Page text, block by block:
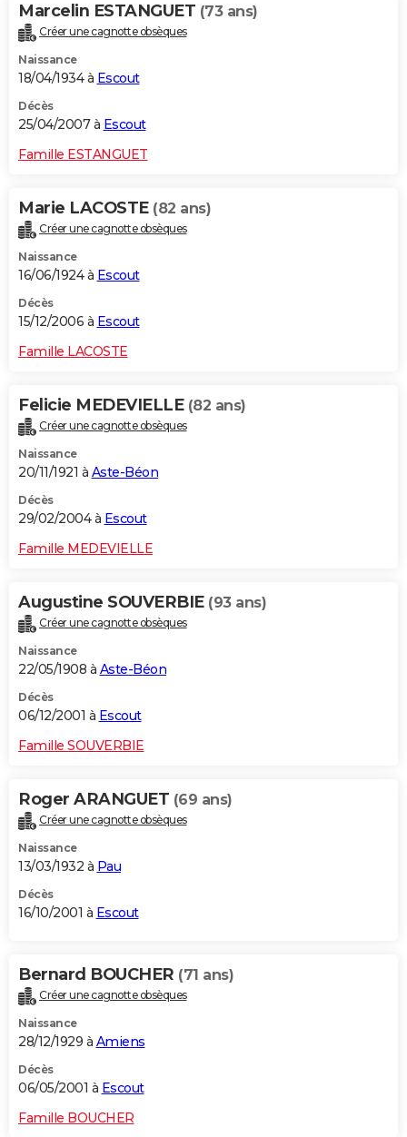
Marcelin ESTANGUET (73 ans)
Créer une cagnotte obsèques
Naissance
18/04/1934 à Escout
Décès
25/04/2007 à Escout
Famille ESTANGUET
Marie LACOSTE (82 ans)
Créer une cagnotte obsèques
Naissance
16/06/1924 à Escout
Décès
15/12/2006 à Escout
Famille LACOSTE
Felicie MEDEVIELLE (82 ans)
Créer une cagnotte obsèques
Naissance
20/11/1921 à Aste-Béon
Décès
29/02/2004 à Escout
Famille MEDEVIELLE
Augustine SOUVERBIE (93 ans)
Créer une cagnotte obsèques
Naissance
22/05/1908 à Aste-Béon
Décès
06/12/2001 à Escout
Famille SOUVERBIE
Roger ARANGUET (69 ans)
Créer une cagnotte obsèques
Naissance
13/03/1932 à Pau
Décès
16/10/2001 à Escout
Bernard BOUCHER (71 ans)
Créer une cagnotte obsèques
Naissance
28/12/1929 à Amiens
Décès
06/05/2001 à Escout
Famille BOUCHER